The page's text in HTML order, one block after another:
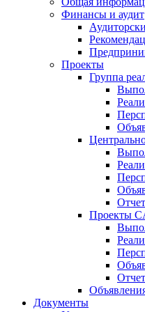
Финансы и аудит
Проекты
Группа
Проекты
Документы